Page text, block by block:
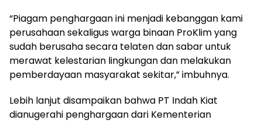
“Piagam penghargaan ini menjadi kebanggan kami
perusahaan sekaligus warga binaan ProKlim yang
sudah berusaha secara telaten dan sabar untuk
merawat kelestarian lingkungan dan melakukan
pemberdayaan masyarakat sekitar,” imbuhnya.
Lebih lanjut disampaikan bahwa PT Indah Kiat
dianugerahi penghargaan dari Kementerian